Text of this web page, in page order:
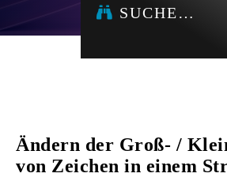
SUCHE…
Ändern der Groß- /
von Zeichen in einem